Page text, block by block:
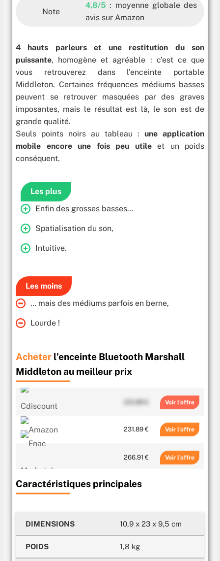
Note
4,8/5 : moyenne globale des
avis sur Amazon
4 hauts parleurs et une restitution du son
puissante, homogène et agréable : c’est ce que
vous retrouverez dans l’enceinte portable
Middleton. Certaines fréquences médiums basses
peuvent se retrouver masquées par des graves
imposantes, mais le résultat est là, le son est de
grande qualité.
Seuls points noirs au tableau : une application
mobile encore une fois peu utileet un poids
conséquent.
Les plus
Enfin des grosses basses…
Spatialisation du son,
Intuitive.
Les moins
… mais des médiums parfois en berne,
Lourde !
Acheter l’enceinte Bluetooth Marshall
Middleton au meilleur prix
231.89 € Voir
231.89 € Voir
266.91 € Voir
271 €
Caractéristiques principales
DIMENSIONS 10,9 x 23 x 9,5 cm
POIDS 1,8 kg